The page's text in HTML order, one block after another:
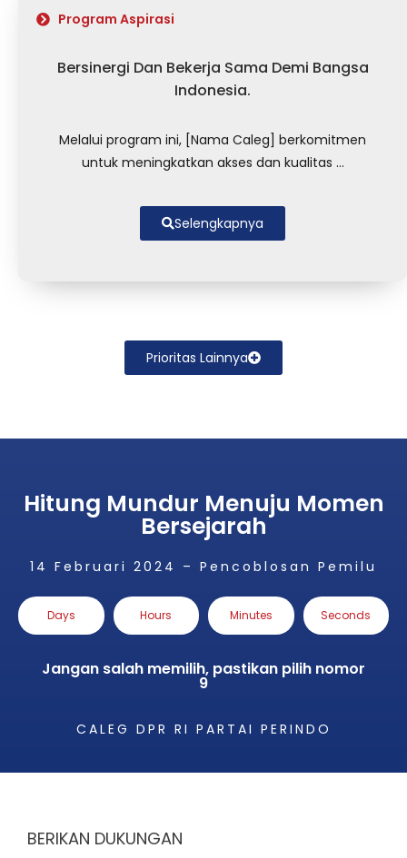
Program Aspirasi
Bersinergi Dan Bekerja Sama Demi Bangsa
Indonesia.
Melalui program ini, [Nama Caleg] berkomitmen
untuk meningkatkan akses dan kualitas ...
Selengkapnya
Prioritas Lainnya
Hitung Mundur Menuju Momen
Bersejarah
14 Februari 2024 – Pencoblosan Pemilu
Days Hours Minutes Seconds
Jangan salah memilih, pastikan pilih nomor
9
CALEG DPR RI PARTAI PERINDO
BERIKAN DUKUNGAN